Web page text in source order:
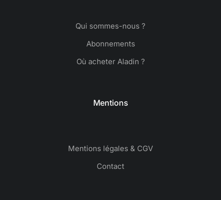
Qui sommes-nous ?
Abonnements
Où acheter Aladin ?
Mentions
Mentions légales & CGV
Contact